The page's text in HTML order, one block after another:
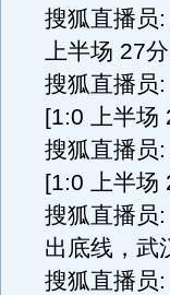
搜狐直播员
上半场 27
搜狐直播员
[1:0 上半场
搜狐直播员
[1:0 上半场
搜狐直播员
出底线，武
搜狐直播员